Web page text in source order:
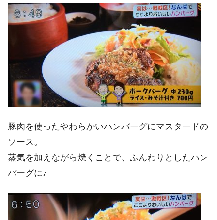
豚肉を使ったやわらかいハンバーグにマスタードの
ソース。
蒸気を加えながら焼くことで、ふんわりとしたハン
バーグに♪